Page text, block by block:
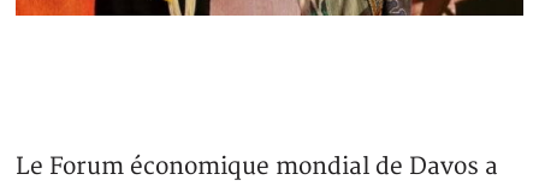
Le Forum économique mondial de Davos a